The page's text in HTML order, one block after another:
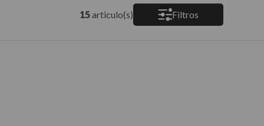
15articulo(s) Filtros